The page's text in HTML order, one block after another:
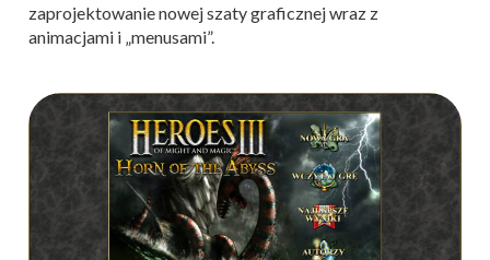
zaprojektowanie nowej szaty graficznej wraz z
animacjami i „menusami”.